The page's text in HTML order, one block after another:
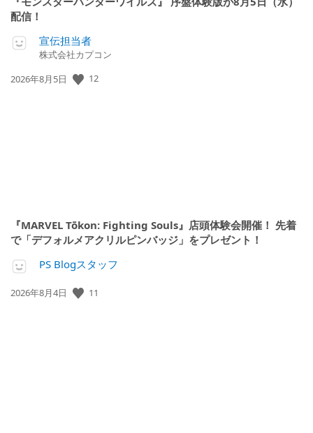
配信！
宣伝担当者
株式会社カプコン
公
2026年8月5日 12
『MARVEL Tōkon: Fighting Souls』店頭体験会開催！ 先着
で「デフォルメアクリルピンバッジ」をプレゼント！
PS Blogスタッフ
公
2026年8月4日 11